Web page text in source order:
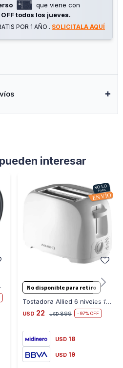
Inoxidable
Inoxidable
50 Cl Y 75 Cl
que viene con
todos los jueves.
POR 1 AÑO . SOLICITALA AQUÍ
interesar
360 No disponible para retiro
Tostadora Allied 6 niveles funciones descongela recalient
USD 22 USD 899 97
USD 18
USD 19